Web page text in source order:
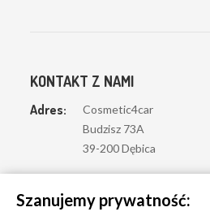
KONTAKT Z NAMI
Adres:
Cosmetic4car
Budzisz 73A
39-200 Dębica
Szanujemy prywatność: